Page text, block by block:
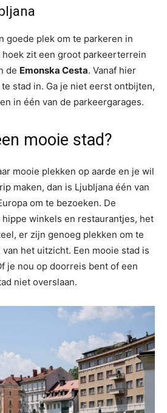
goede plek om te parkeren in
hoek zit een groot parkeerterrein
de Emonska Cesta. Vanaf hier
stad in. Ga je niet eerst ontbijten,
in één van de parkeergarages.
mooie stad?
mooie plekken op aarde en je wil
maken, dan is Ljubljana één van
om te bezoeken. De
winkels en restaurantjes, het
er zijn genoeg plekken om te
het uitzicht. Een mooie stad is
je nou op doorreis bent of een
niet overslaan.